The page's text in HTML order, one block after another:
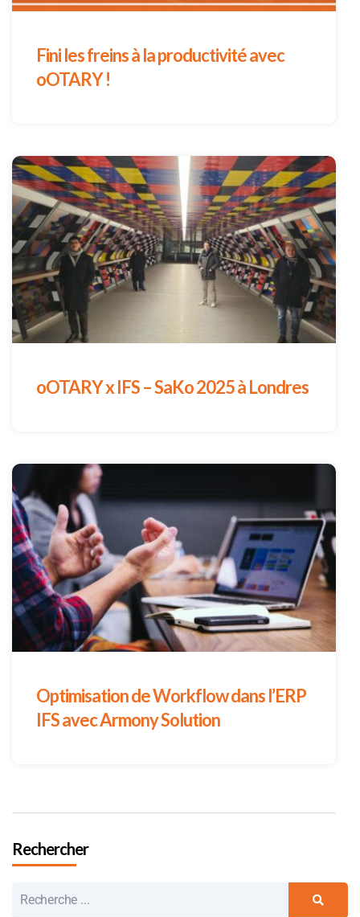
Fini les freins à la productivité avec
oOTARY !
oOTARY x IFS – SaKo 2025 à Londres
Optimisation de Workflow dans l’ERP
IFS avec Armony Solution
Rechercher